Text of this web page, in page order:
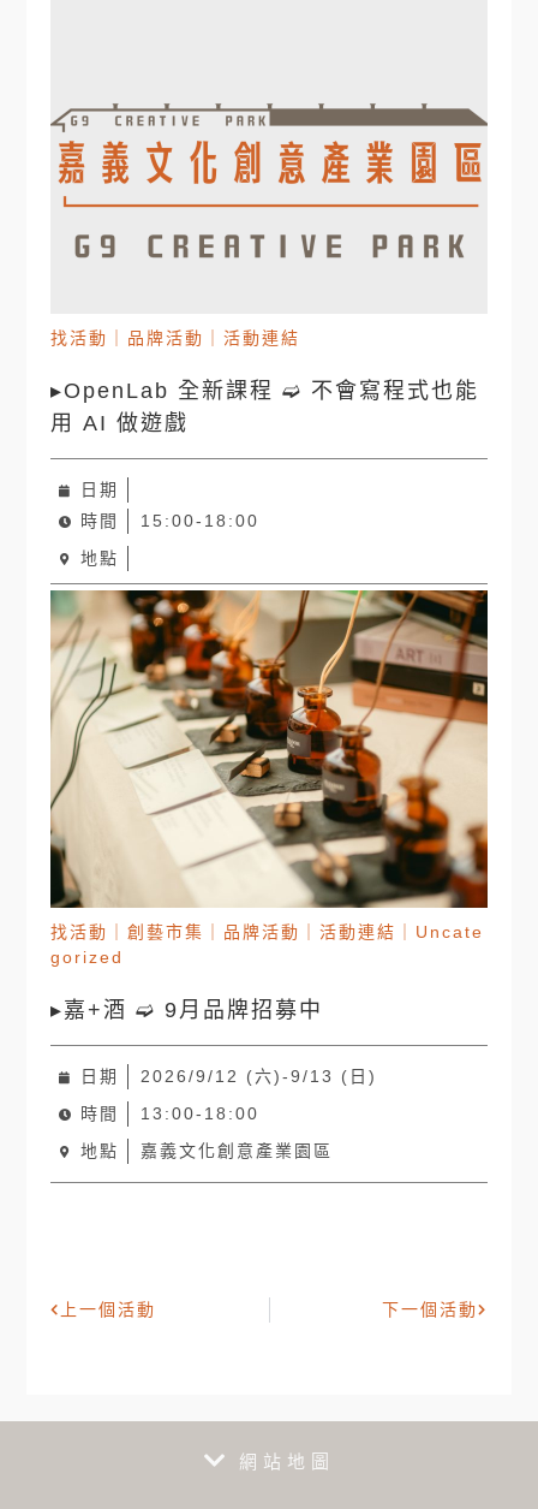
找活動 品牌活動 ｜活動連結
▸OpenLab 全新課程 ➫ 不會寫程式也能
用 AI 做遊戲
日期
時間
15:00-18:00
地點
找活動 ｜創藝市集 品牌活動 ｜活動連結
Uncate
gorized
▸嘉+酒 ➫ 9月品牌招募中
日期
2026/9/12 (六)-9/13 (日)
時間
13:00-18:00
地點
嘉義文化創意產業園區
上一個活動 下一個活動
網站地圖